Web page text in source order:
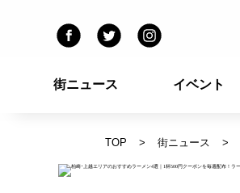
街ニュース イベント
TOP 街ニュース